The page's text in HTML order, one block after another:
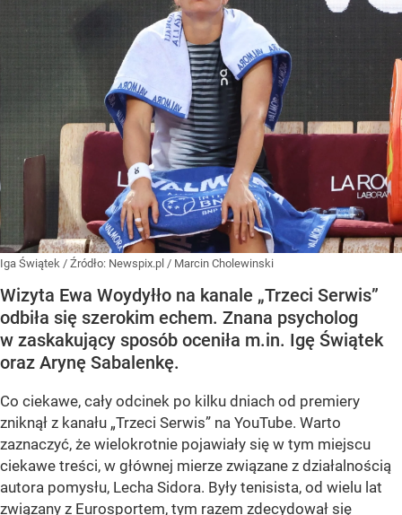
Iga Świątek / Źródło: Newspix.pl / Marcin Cholewinski
Wizyta Ewa Woydyłło na kanale „Trzeci Serwis”
odbiła się szerokim echem. Znana psycholog
w zaskakujący sposób oceniła m.in. Igę Świątek
oraz Arynę Sabalenkę.
Co ciekawe, cały odcinek po kilku dniach od premiery
zniknął z kanału „Trzeci Serwis” na YouTube. Warto
zaznaczyć, że wielokrotnie pojawiały się w tym miejscu
ciekawe treści, w głównej mierze związane z działalnością
autora pomysłu, Lecha Sidora. Były tenisista, od wielu lat
związany z Eurosportem, tym razem zdecydował się